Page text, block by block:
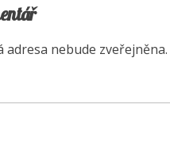
adresa nebude zveřejněna.